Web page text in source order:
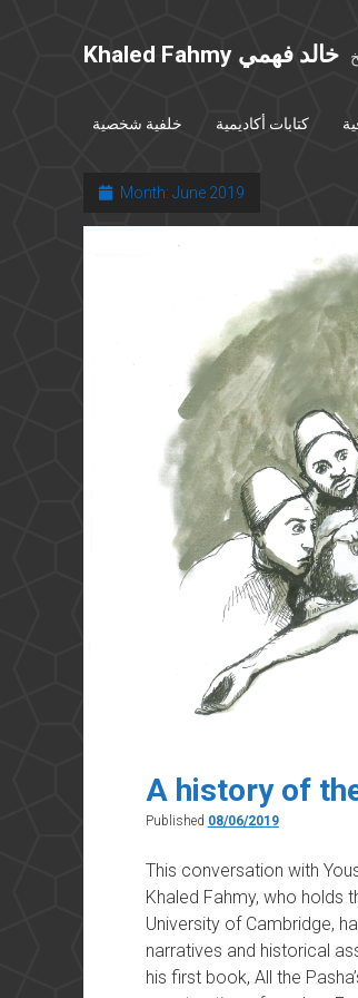
Khaled Fahmy خالد فهمي
خلفية شخصية كتابات أكاديمية
Month: June 2019
A history of
Published 08/06/2019
This conversation with
Khaled Fahmy, who holds
University of Cambridge,
narratives and historical
his first book, All the